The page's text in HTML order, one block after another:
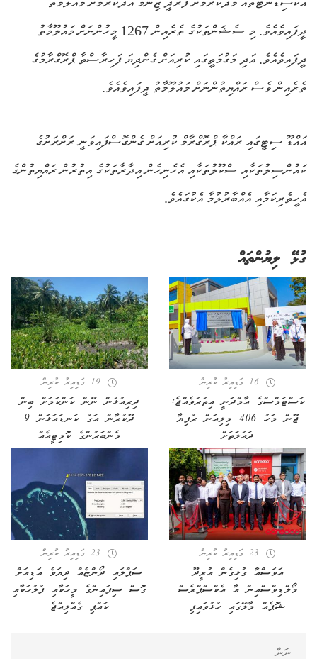
ދީފައިވެއެވެ. މި ސެޝަންތަކުގެ ތެރެއިން 1267 މީހުންނަށް މައުލޫމާތު
ދީފައިވެއެވެ. އަދި މަގުމަތީގައި ކުރިއަށް ގެންދިޔަ ފަހިރާސްތާ ޕްރޮގްރާމުގެ
ތެރެއިން ވެސް ރައްޔިތުންނަށް މައުލޫމާތު ދީފައިވެއެވެ.
އައްޑޫ ސިޓީގައި ރައްކާ ޕްރޮގްރާމް ކުރިއަށް ގެންގޮސްފައިވަނީ ރަށްރަށުގެ
ކައުންސިލުތަކާއި ސްކޫލުތަކާއި އެހެނިހެން އިދާރާތަކުގެ އިތުރުން ރައްޔިތުންގެ
އެހީތެރިކަމާއި އެއްބާރުލުމާ އެކުގައެވެ.
ގުޅޭ ލިޔުންތައް
16 ގަޑިއިރު ކުރިން
ކަސްޓަމްސްގެ އާމްދަނީ އިތުރުވެއްޖެ:
ޖޫން މަހު 406 މިލިއަން ރުފިޔާ
ދައުލަތަށް
19 ގަޑިއިރު ކުރިން
ދިރިއުޅުން ނޫން ކަންކަމަށް ބިން
ދޫކުރާން އަގު ކަނޑައަޅަން 9
މެންބަރުންގެ ކޮމިޓީއެއް
23 ގަޑިއިރު ކުރިން
އަވަސްއާ ގުޅިގެން އުރީދޫ
މޯލްޑިވްސްއިން އާ އެކްސްޕްރެސް
ޝޮޕެއް މާލޭގައި ހުޅުވައިފި
23 ގަޑިއިރު ކުރިން
ސަޕްލައި ދޯންޏެއް ދިޔަވެ އަޑިއަށް
ގޮސް ސިފައިންގެ މީހަކާއި ފުލުހަކާއި
ކައްޕި ގެއްލިއްޖެ